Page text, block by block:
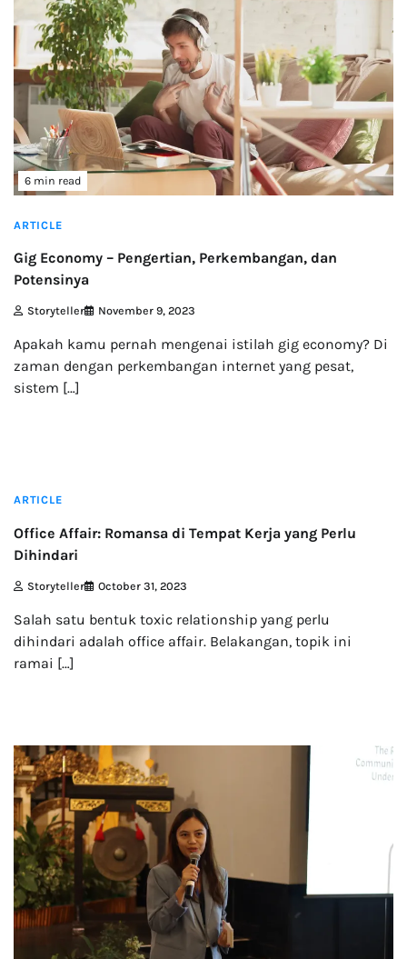
6 min read
ARTICLE
Gig Economy – Pengertian, Perkembangan, dan
Potensinya
Storyteller November 9, 2023
Apakah kamu pernah mengenai istilah gig economy? Di
zaman dengan perkembangan internet yang pesat,
sistem […]
ARTICLE
Office Affair: Romansa di Tempat Kerja yang Perlu
Dihindari
Storyteller October 31, 2023
Salah satu bentuk toxic relationship yang perlu
dihindari adalah office affair. Belakangan, topik ini
ramai […]